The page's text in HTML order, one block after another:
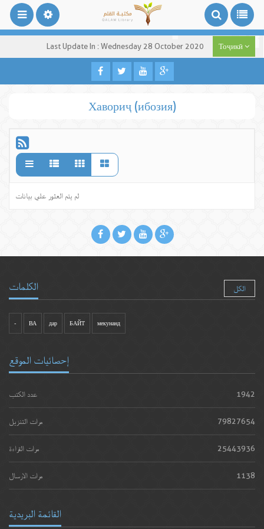
Last Update In : Wednesday 28 October 2020 Тоҷикӣ
Хавориҷ (ибозия)
لم يتم العثور علي بيانات
الكلمات الكل
- ВА дар БАЙТ мекунанд
إحصائيات الموقع
عدد الكتب 1942
مرات التنزيل 79827654
مرات القراءة 25443936
مرات الارسال 1138
القائمة البريدية